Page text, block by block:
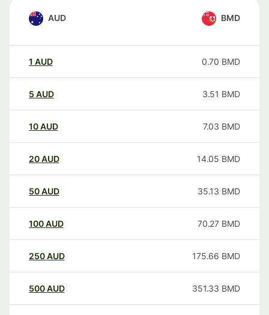
AUD BMD
1 AUD 0.70 BMD
5 AUD 3.51 BMD
10AUD 7.03 BMD
20AUD 14.05 BMD
50AUD 35.13 BMD
100AUD 70.27 BMD
250AUD 175.66 BMD
500AUD 351.33 BMD